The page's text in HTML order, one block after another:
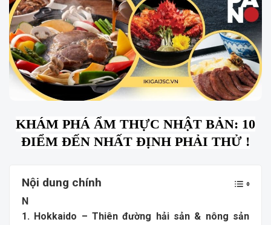
KHÁM PHÁ ẨM THỰC NHẬT BẢN: 10
ĐIỂM ĐẾN NHẤT ĐỊNH PHẢI THỬ !
Nội dung chính
N
1. Hokkaido – Thiên đường hải sản & nông sản